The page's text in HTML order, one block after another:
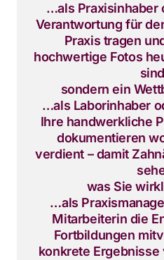
…als Praxisinhaber
Verantwortung für
Praxis tragen
hochwertige Fotos
sondern ein
…als Laborinhaber
Ihre handwerkliche
dokumentieren
verdient – damit
was Sie
…als
Mitarbeiterin die
Fortbildungen
konkrete